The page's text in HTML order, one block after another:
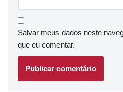
Salvar meus dados neste
que eu comentar.